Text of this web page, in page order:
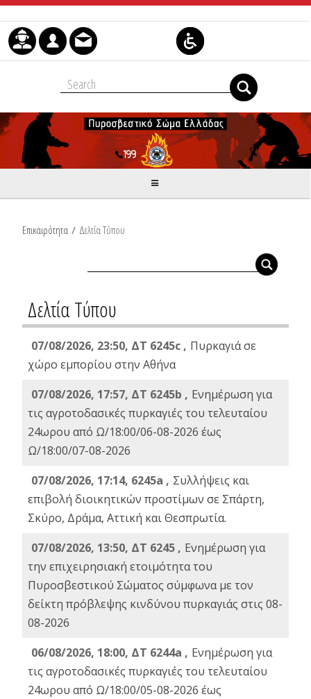
Μετάβαση στο περιεχόμενο
Επικαιρότητα / Δελτία Τύπου
Δελτία Τύπου
07/08/2026, 23:50, ΔΤ 6245c , Πυρκαγιά σε
χώρο εμπορίου στην Αθήνα
07/08/2026, 17:57, ΔΤ 6245b , Ενημέρωση για
τις αγροτοδασικές πυρκαγιές του τελευταίου
24ωρου από Ω/18:00/06-08-2026 έως
Ω/18:00/07-08-2026
07/08/2026, 17:14, 6245a , Συλλήψεις και
επιβολή διοικητικών προστίμων σε Σπάρτη,
Σκύρο, Δράμα, Αττική και Θεσπρωτία.
07/08/2026, 13:50, ΔΤ 6245 , Ενημέρωση για
την επιχειρησιακή ετοιμότητα του
Πυροσβεστικού Σώματος σύμφωνα με τον
δείκτη πρόβλεψης κινδύνου πυρκαγιάς στις 08-
08-2026
06/08/2026, 18:00, ΔΤ 6244a , Ενημέρωση για
τις αγροτοδασικές πυρκαγιές του τελευταίου
24ωρου από Ω/18:00/05-08-2026 έως